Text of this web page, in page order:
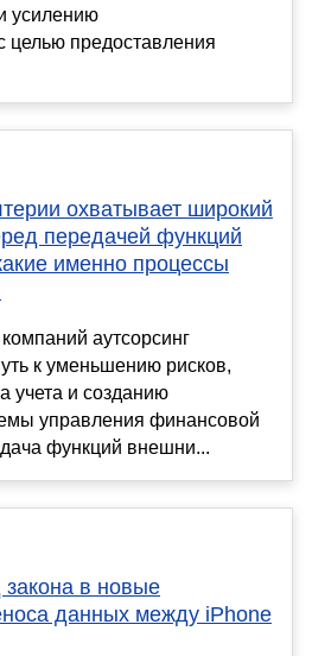
усилению
целью предоставления
охватывает широкий
передачей функций
именно процессы
аутсорсинг
к уменьшению рисков,
учета и созданию
управления финансовой
функций внешни...
в новые
данных между iPhone